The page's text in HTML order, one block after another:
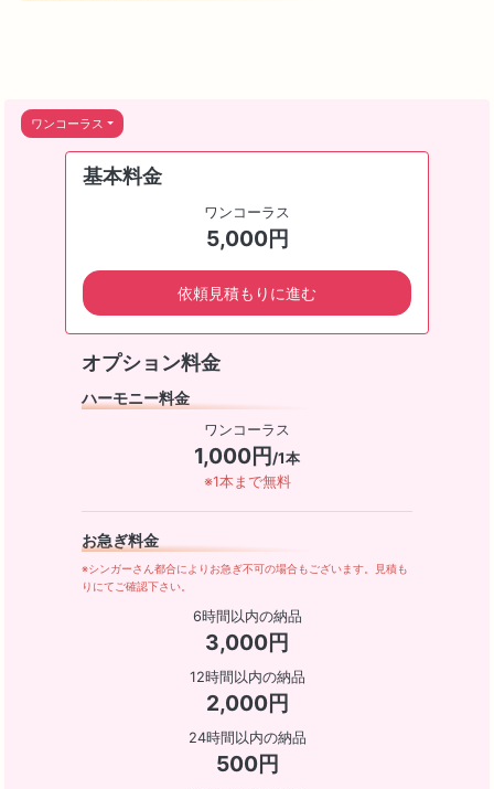
ワンコーラス
基本料金
ワンコーラス
5,000円
依頼見積もりに進む
オプション料金
ハーモニー料金
ワンコーラス
1,000円/1本
※1本まで無料
お急ぎ料金
※シンガーさん都合によりお急ぎ不可の場合もございます。見積も
りにてご確認下さい。
6時間以内の納品
3,000円
12時間以内の納品
2,000円
24時間以内の納品
500円